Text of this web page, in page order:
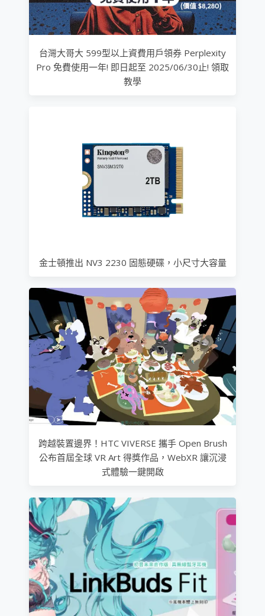
台灣大哥大 599型以上資費用戶領券 Perplexity
Pro 免費使用一年! 即日起至 2025/06/30止! 領取
教學
金士頓推出 NV3 2230 固態硬碟，小尺寸大容量
跨越裝置邊界！HTC VIVERSE 攜手 Open Brush
公布首屆全球 VR Art 得獎作品，WebXR 讓沉浸
式體驗一鍵開啟